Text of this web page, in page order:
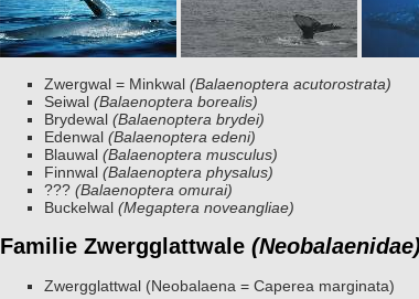
Zwergwal = Minkwal (Balaenoptera acutorostrata)
Seiwal (Balaenoptera borealis)
Brydewal (Balaenoptera brydei)
Edenwal (Balaenoptera edeni)
Blauwal (Balaenoptera musculus)
Finnwal (Balaenoptera physalus)
??? (Balaenoptera omurai)
Buckelwal (Megaptera noveangliae)
Familie Zwergglattwale (Neobalaenidae)
Zwergglattwal (Neobalaena = Caperea marginata)